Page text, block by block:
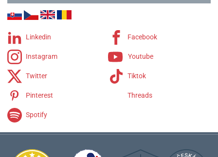
Linkedin Facebook
Instagram Youtube
Twitter Tiktok
Pinterest Threads
Spotify